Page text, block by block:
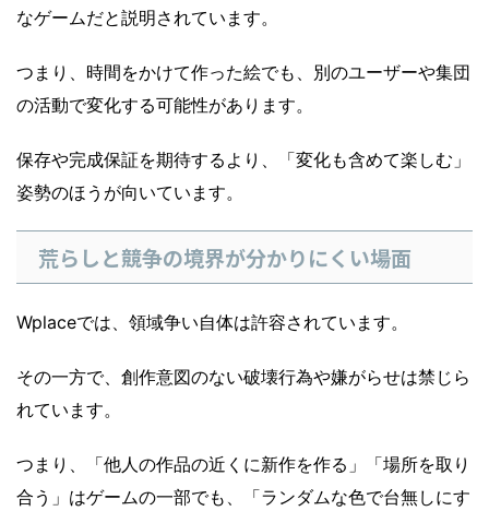
なゲームだと説明されています。
つまり、時間をかけて作った絵でも、別のユーザーや集団
の活動で変化する可能性があります。
保存や完成保証を期待するより、「変化も含めて楽しむ」
姿勢のほうが向いています。
荒らしと競争の境界が分かりにくい場面
Wplaceでは、領域争い自体は許容されています。
その一方で、創作意図のない破壊行為や嫌がらせは禁じら
れています。
つまり、「他人の作品の近くに新作を作る」「場所を取り
合う」はゲームの一部でも、「ランダムな色で台無しにす